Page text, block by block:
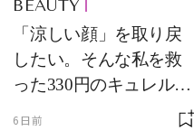
BEAUTY
「涼しい顔」を取り戻
したい。そんな私を救
った330円のキュレル名
6日前